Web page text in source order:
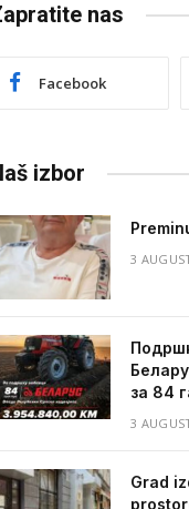
nas
Facebook
izbor
3
за 84
3
Grad